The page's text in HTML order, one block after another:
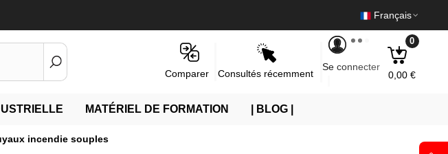
Français
Consultés récemment
Se connecter
0
0,00 €
Comparer
MATÉRIEL DE FORMATION | BLOG |
incendie souples